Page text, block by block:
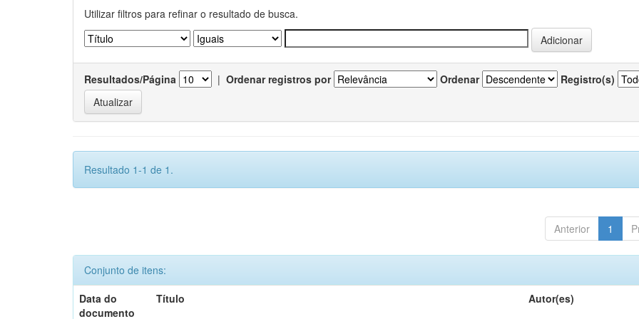
Utilizar filtros para refinar o resultado de busca.
Resultados/Página | Ordenar registros por Ordenar Registro(s)
Resultado 1-1 de 1.
Anterior 1
Conjunto de itens:
Data do
documento
Título Autor(es)